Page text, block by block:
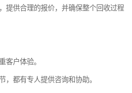
提供合理的报价，并确保整个回收过程
客户体验。
，都有专人提供咨询和协助。